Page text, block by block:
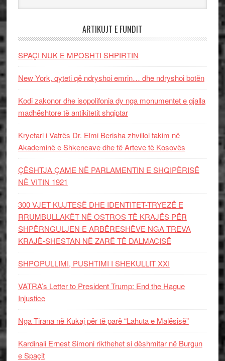
ARTIKUJT E FUNDIT
SPAÇI NUK E MPOSHTI SHPIRTIN
New York, qyteti që ndryshoi emrin… dhe ndryshoi botën
Kodi zakonor dhe isopolifonia dy nga monumentet e gjalla
madhështore të antikitetit shqiptar
Kryetari i Vatrës Dr. Elmi Berisha zhvilloi takim në
Akademinë e Shkencave dhe të Arteve të Kosovës
ÇËSHTJA ÇAME NË PARLAMENTIN E SHQIPËRISË
NË VITIN 1921
300 VJET KUJTESË DHE IDENTITET-TRYEZË E
RRUMBULLAKËT NË OSTROS TË KRAJËS PËR
SHPËRNGULJEN E ARBËRESHËVE NGA TREVA
KRAJË-SHESTAN NË ZARË TË DALMACISË
SHPOPULLIMI, PUSHTIMI I SHEKULLIT XXI
VATRA’s Letter to President Trump: End the Hague
Injustice
Nga Tirana në Kukaj për të parë “Lahuta e Malësisë”
Kardinali Ernest Simoni rikthehet si dëshmitar në Burgun
e Spaçit